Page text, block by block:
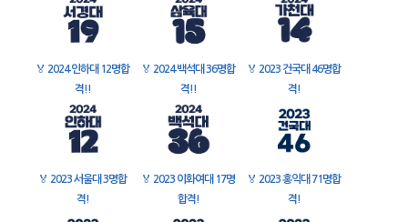
🏅 2024 인하대 12명합
격!!
🏅 2024 백석대 36명합
격!!
🏅 2023 건국대 46명합
격!
🏅 2023 서울대 3명합
격!
🏅 2023 이화여대 17명
합격!
🏅 2023 홍익대 71명합
격!